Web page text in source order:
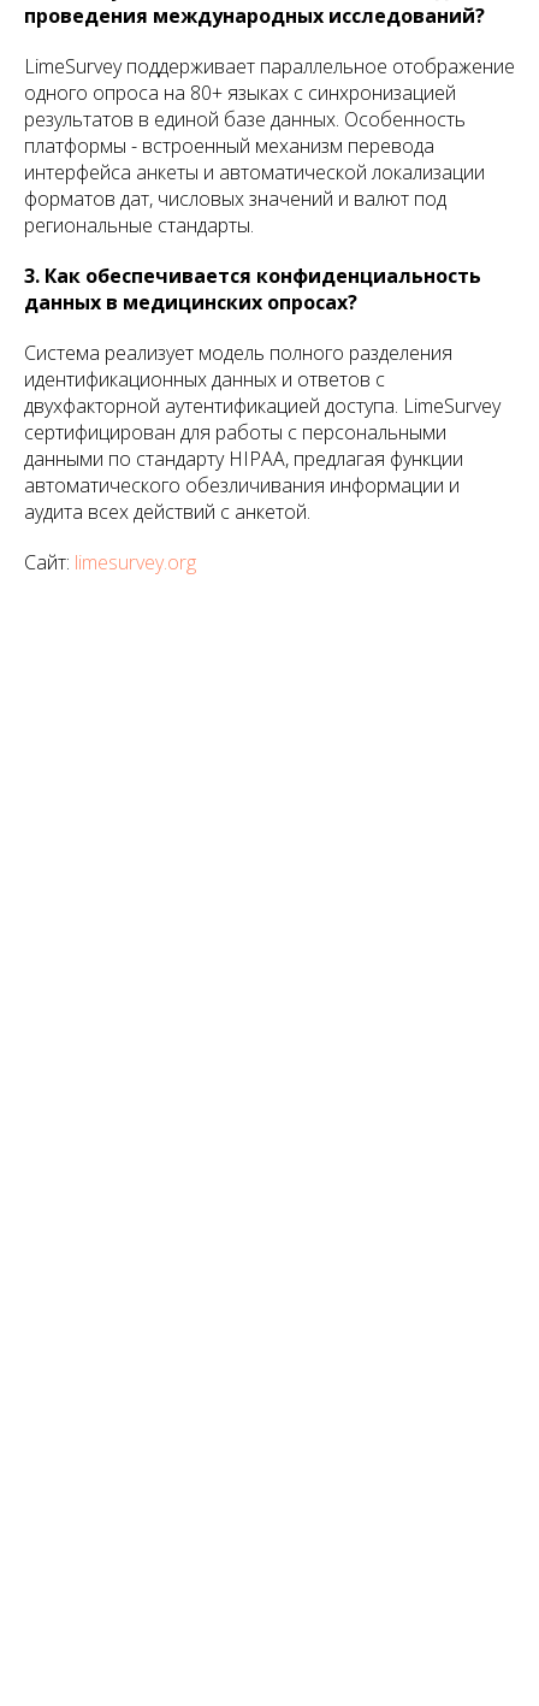
проведения международных исследований?
LimeSurvey поддерживает параллельное отображение
одного опроса на 80+ языках с синхронизацией
результатов в единой базе данных. Особенность
платформы - встроенный механизм перевода
интерфейса анкеты и автоматической локализации
форматов дат, числовых значений и валют под
региональные стандарты.
3. Как обеспечивается конфиденциальность
данных в медицинских опросах?
Система реализует модель полного разделения
идентификационных данных и ответов с
двухфакторной аутентификацией доступа. LimeSurvey
сертифицирован для работы с персональными
данными по стандарту HIPAA, предлагая функции
автоматического обезличивания информации и
аудита всех действий с анкетой.
Сайт: limesurvey.org